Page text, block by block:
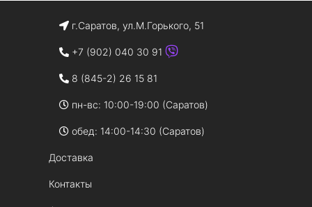
г.Саратов, ул.М.Горького, 51
+7 (902) 040 30 91
8 (845-2) 26 15 81
пн-вс: 10:00-19:00 (Саратов)
обед: 14:00-14:30 (Саратов)
Доставка
Контакты